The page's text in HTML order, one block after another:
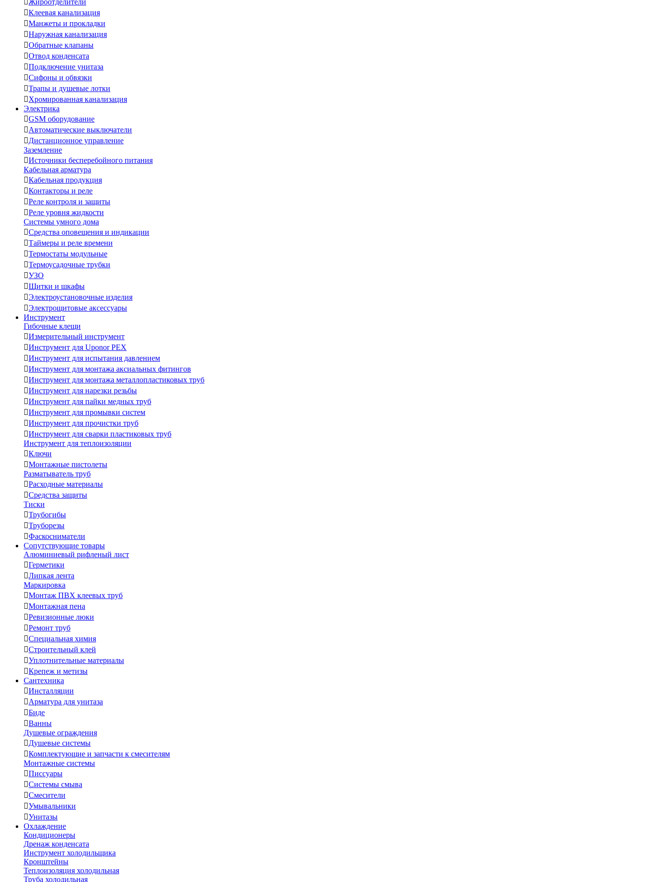
Жироотделители
Клеевая канализация
Манжеты и прокладки
Наружная канализация
Обратные клапаны
Отвод конденсата
Подключение унитаза
Сифоны и обвязки
Трапы и душевые лотки
Хромированная канализация
Электрика
GSM оборудование
Автоматические выключатели
Дистанционное управление
Заземление
Источники бесперебойного питания
Кабельная арматура
Кабельная продукция
Контакторы и реле
Реле контроля и защиты
Реле уровня жидкости
Системы умного дома
Средства оповещения и индикации
Таймеры и реле времени
Термостаты модульные
Термоусадочные трубки
УЗО
Щитки и шкафы
Электроустановочные изделия
Электрощитовые аксессуары
Инструмент
Гибочные клещи
Измерительный инструмент
Инструмент для Uponor PEX
Инструмент для испытания давлением
Инструмент для монтажа аксиальных фитингов
Инструмент для монтажа металлопластиковых труб
Инструмент для нарезки резьбы
Инструмент для пайки медных труб
Инструмент для промывки систем
Инструмент для прочистки труб
Инструмент для сварки пластиковых труб
Инструмент для теплоизоляции
Ключи
Монтажные пистолеты
Разматыватель труб
Расходные материалы
Средства защиты
Тиски
Трубогибы
Труборезы
Фаскосниматели
Сопутствующие товары
Алюминиевый рифленый лист
Герметики
Липкая лента
Маркировка
Монтаж ПВХ клеевых труб
Монтажная пена
Ревизионные люки
Ремонт труб
Специальная химия
Строительный клей
Уплотнительные материалы
Крепеж и метизы
Сантехника
Инсталляции
Арматура для унитаза
Биде
Ванны
Душевые ограждения
Душевые системы
Комплектующие и запчасти к смесителям
Монтажные системы
Писсуары
Системы смыва
Смесители
Умывальники
Унитазы
Охлаждение
Кондиционеры
Дренаж конденсата
Инструмент холодильщика
Кронштейны
Теплоизоляция холодильная
Труба холодильная